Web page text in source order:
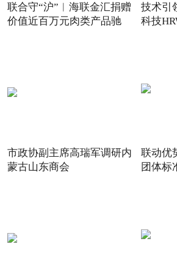
联合守“沪”︱海联金汇捐赠
价值近百万元肉类产品驰
技术引
科技
市政协副主席高瑞军调研内
蒙古山东商会
联动优
团体标